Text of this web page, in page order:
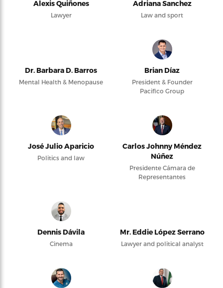
Alexis Quiñones
Lawyer
Adriana Sanchez
Law and sport
Dr. Barbara D. Barros
Mental Health & Menopause
Brian Díaz
President & Founder
Pacifico Group
José Julio Aparicio
Politics and law
Carlos Johnny Méndez
Núñez
Presidente Cámara de
Representantes
Dennis Dávila
Cinema
Mr. Eddie López Serrano
Lawyer and political analyst